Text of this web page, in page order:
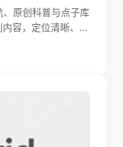
原创科普与点子库
容，定位清晰、排